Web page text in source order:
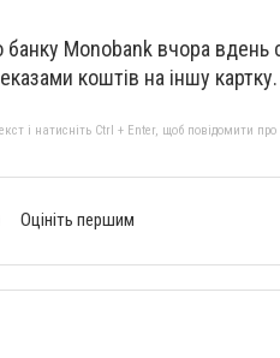
банку Monobank вчора вдень
коштів на іншу картку.
і натисніть Ctrl + Enter, щоб повідомити
Оцініть першим